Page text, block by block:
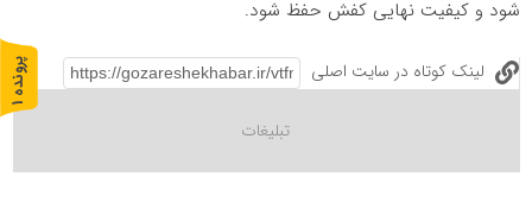
شود و کیفیت نهایی کفش حفظ شود.
لینک کوتاه در سایت اصلی پ
ر
و
ن
د
ه
1